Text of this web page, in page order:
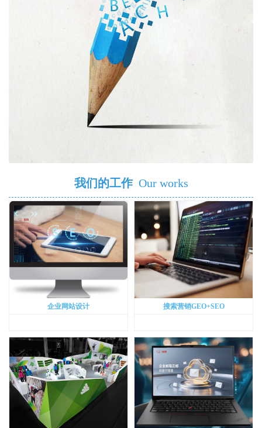
我们的工作 Our works
企业网站设计 搜索营销GEO+SEO